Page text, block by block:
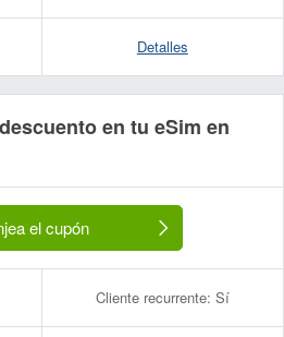
Detalles
en tu eSim en
el cupón
Cliente recurrente: Sí